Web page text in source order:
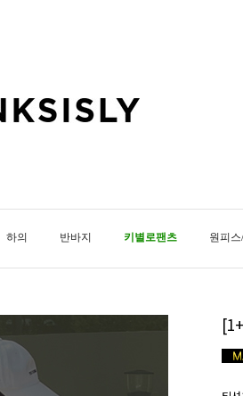
하의 반바지 키별로팬츠 원피